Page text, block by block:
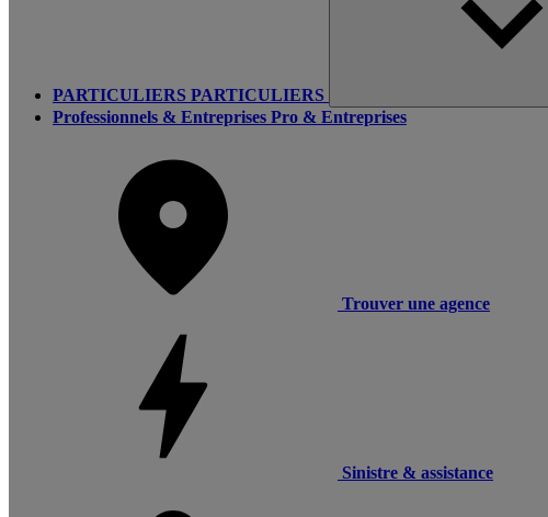
PARTICULIERS PARTICULIERS
Professionnels & Entreprises Pro & Entreprises
Trouver une agence
Sinistre & assistance